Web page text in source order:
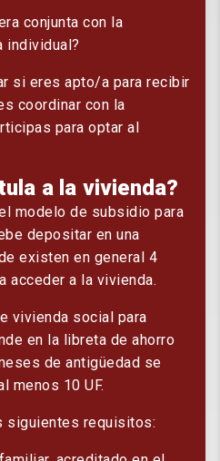
conjunta con la
individual?
si eres apto/a para recibir
coordinar con la
para optar al
a la vivienda?
modelo de subsidio para
depositar en una
existen en general 4
acceder a la vivienda.
vivienda social para
en la libreta de ahorro
de antigüedad se
menos 10 UF.
siguientes requisitos: